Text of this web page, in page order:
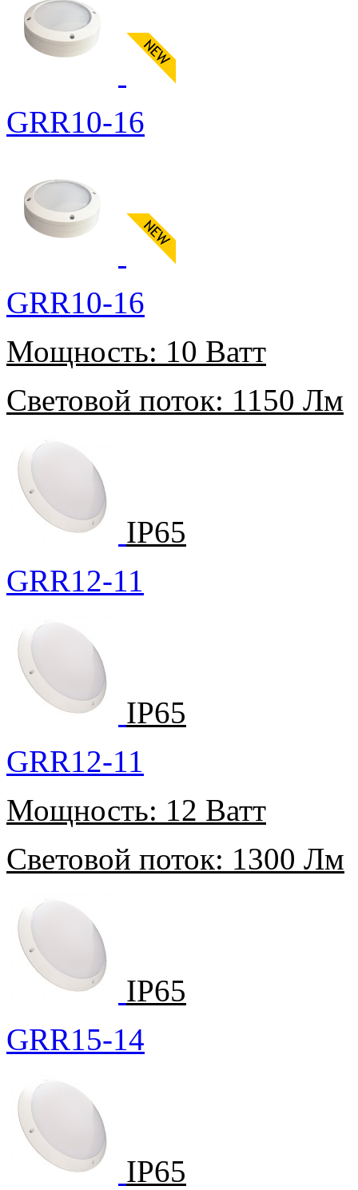
GRR10-16
GRR10-16
Мощность: 10 Ватт
Световой поток: 1150 Лм
IP65
GRR12-11
IP65
GRR12-11
Мощность: 12 Ватт
Световой поток: 1300 Лм
IP65
GRR15-14
IP65